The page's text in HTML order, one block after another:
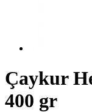
Çaykur
400 gr